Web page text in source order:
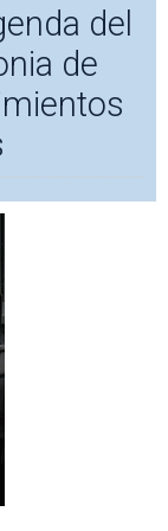
del
de